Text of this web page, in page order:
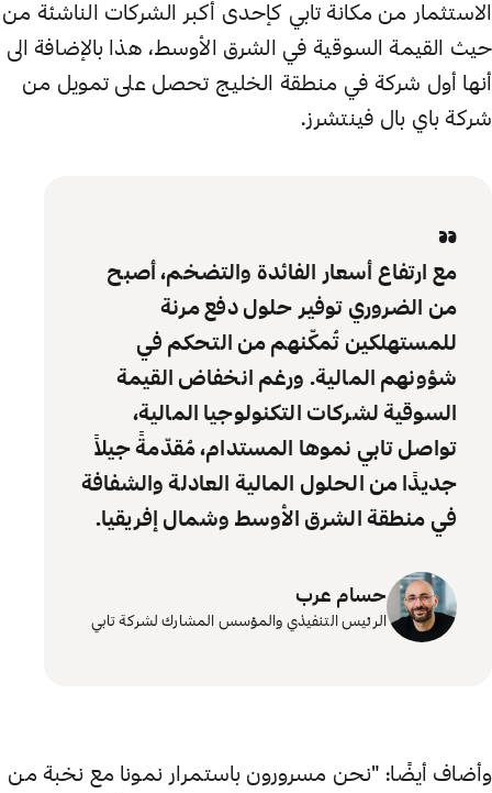
الاستثمار من مكانة تابي كإحدى أكبر الشركات الناشئة من
حيث القيمة السوقية في الشرق الأوسط، هذا بالإضافة الى
أنها أول شركة في منطقة الخليج تحصل على تمويل من
شركة باي بال فينتشرز.
“
مع ارتفاع أسعار الفائدة والتضخم، أصبح
من الضروري توفير حلول دفع مرنة
للمستهلكين تُمكّنهم من التحكم في
شؤونهم المالية. ورغم انخفاض القيمة
السوقية لشركات التكنولوجيا المالية،
تواصل تابي نموها المستدام، مُقدّمةً جيلاً
جديدًا من الحلول المالية العادلة والشفافة
في منطقة الشرق الأوسط وشمال إفريقيا.
حسام عرب
الرئيس التنفيذي والمؤسس المشارك لشركة تابي
وأضاف أيضًا: "نحن مسرورون باستمرار نمونا مع نخبة من